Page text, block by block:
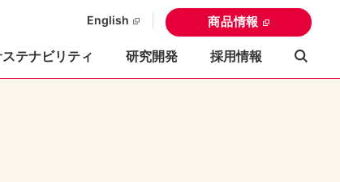
English 商品情報
テナビリティ 研究開発 採用情報